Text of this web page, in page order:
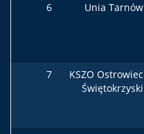
6 Unia Tarnów
7
KSZO Ostrowiec
Świętokrzyski